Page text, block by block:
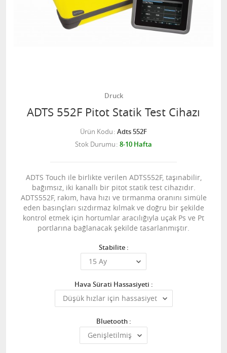
Druck
ADTS 552F Pitot Statik Test Cihazı
Ürün Kodu Adts 552F
Stok Durumu 8-10 Hafta
ADTS Touch ile birlikte verilen ADTS552F, taşınabilir,
bağımsız, iki kanallı bir pitot statik test cihazıdır.
ADTS552F, rakım, hava hızı ve tırmanma oranını simüle
eden basınçları sızdırmaz kılmak ve doğru bir şekilde
kontrol etmek için hortumlar aracılığıyla uçak Ps ve Pt
portlarına bağlanacak şekilde tasarlanmıştır.
Stabilite :
Hava Sürati Hassasiyeti :
Bluetooth :